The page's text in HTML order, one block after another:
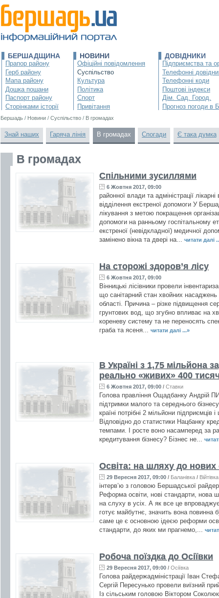
БЕРШАДЩИНА
Прапор району
Герб району
Мапа району
Дошка пошани
Паспорт району
Сторінками історії
НОВИНИ
Офіційні повідомлення
Суспільство
Культура
Політика
Спорт
Привітання
ДОВІДНИКИ
Підприємства та
Телефонні
Телефонні коди
Поштові індекси
Дім. Сад. Город.
Прогноз погоди в
Бершадь / Новини / Суспільство / В громадах
Знай наших Гаряча лінія В громадах Спогади Є така думка
В громадах
Спільними зусиллями
6 Жовтня 2017, 09:00
районної влади та адміністрації
відділення екстреної допомоги У
лікування з метою покращення
допомоги на ранньому госпітальному
екстреної (невідкладної) медичної
замінено вікна та двері на...
читати далі
На сторожі здоров’я лісу
6 Жовтня 2017, 09:00
Вінницькі лісівники провели
що санітарний стан хвойних насаджень
області. Причина – різке підвищення
грунтових вод, що згубно впливає на
кореневу систему та не переносять
граба та ясеня...
читати далі ...»
В Україні з 1,75 мільйона
реально «живих» 400
6 Жовтня 2017, 09:00 / Ставки
Голова правління Ощадбанку Андрій
підтримки малого та середнього
країні потрібні 2 мільйони
Відповідно до статистики Нацбанку
темпами. І росте воно насамперед за
кредитування бізнесу? Бізнес не...
Освіта: на шляху до нових
29 Вересня 2017, 09:00 / Баланівка / Війтівка
інтерв’ю з головою Бершадської
Реформа освіти, нові стандарти, нова
на слуху в усіх. А як все це
готує майбутнє, значить вона повинна
саме це є основною ідеєю реформи
стандарти, до яких ми прагнемо,...
Робоча поїздка до Осіївки
29 Вересня 2017, 09:00 / Осіївка
Голова райдержадміністрації Іван
Сергій Пересунько провели виїзний
Із сільським головою Віктором